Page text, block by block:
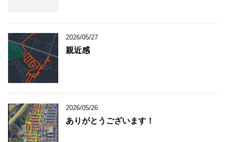
2026/05/27
親近感
2026/05/26
ありがとうございます！